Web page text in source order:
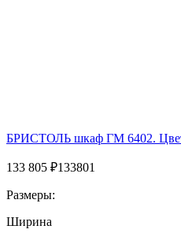
БРИСТОЛЬ шкаф ГМ 6402.
133 805 ₽133801
Размеры:
Ширина